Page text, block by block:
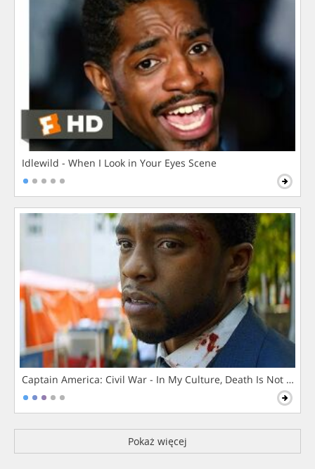
Idlewild - When I Look in Your Eyes Scene
Captain America: Civil War - In My Culture, Death Is Not The
Pokaż więcej